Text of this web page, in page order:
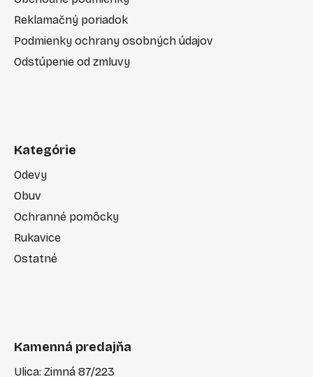
Reklamačný poriadok
Podmienky ochrany osobných údajov
Odstúpenie od zmluvy
Kategórie
Odevy
Obuv
Ochranné pomôcky
Rukavice
Ostatné
Kamenná predajňa
Ulica: Zimná 87/223